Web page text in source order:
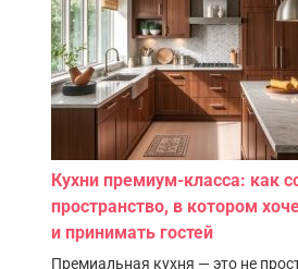
Кухни премиум-класса: как
пространство, в котором
и принимать гостей
Премиальная кухня — это не